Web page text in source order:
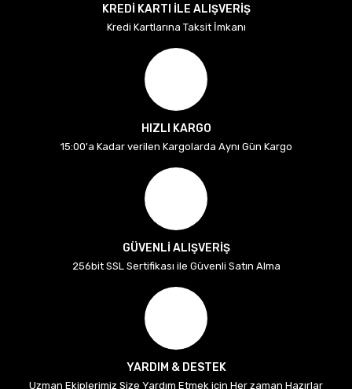
KREDİ KARTI İLE ALIŞVERİŞ
Kredi Kartlarına Taksit İmkanı
HIZLI KARGO
15:00'a Kadar verilen Kargolarda Aynı Gün Kargo
GÜVENLİ ALIŞVERİŞ
256bit SSL Sertifikası ile Güvenli Satın Alma
YARDIM & DESTEK
Uzman Ekiplerimiz Size Yardım Etmek için Her zaman Hazırlar